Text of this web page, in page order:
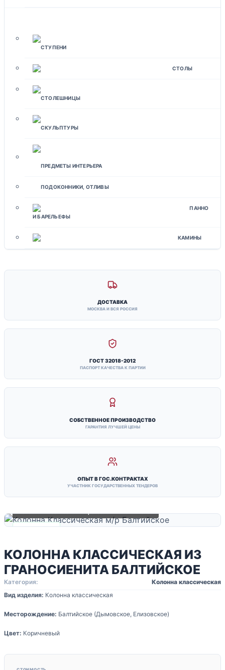
СТУПЕНИ
СТОЛЫ
СТОЛЕШНИЦЫ
СКУЛЬПТУРЫ
ПРЕДМЕТЫ ИНТЕРЬЕРА
ПОДОКОННИКИ, ОТЛИВЫ
ПАННО
И БАРЕЛЬЕФЫ
КАМИНЫ
ДОСТАВКА
МОСКВА И ВСЯ РОССИЯ
ГОСТ 32018-2012
ПАСПОРТ КАЧЕСТВА К ПАРТИИ
СОБСТВЕННОЕ ПРОИЗВОДСТВО
ГАРАНТИЯ ЛУЧШЕЙ ЦЕНЫ
ОПЫТ В ГОС.КОНТРАКТАХ
УЧАСТНИК ГОСУДАРСТВЕННЫХ ТЕНДЕРОВ
✓ В НАЛИЧИИ
КОЛОННА КЛАССИЧЕСКАЯ ИЗ
ГРАНОСИЕНИТА БАЛТИЙСКОЕ
Категория:
Колонна классическая
Вид изделия: Колонна классическая
Месторождение: Балтийское (Дымовское, Елизовское)
Цвет: Коричневый